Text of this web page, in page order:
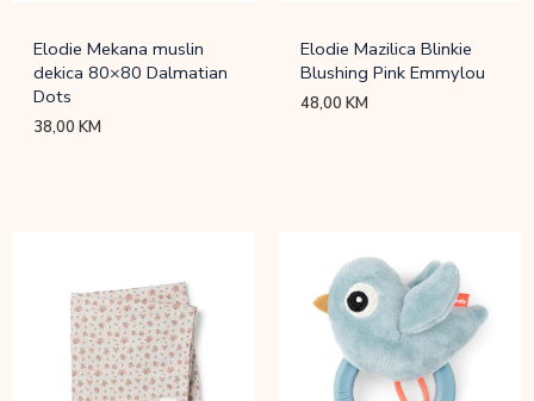
Elodie Mekana muslin
dekica 80×80 Dalmatian
Dots
38,00KM
Elodie Mazilica Blinkie
Blushing Pink Emmylou
48,00KM